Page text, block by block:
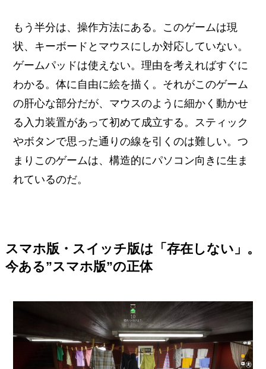
もう半分は、操作方法にある。このゲームは現
状、キーボードとマウスにしか対応していない。
ゲームパッドは使えない。理由を考えればすぐに
わかる。体に自由に絵を描く。それがこのゲーム
の肝心な部分だが、マウスのように細かく動かせ
る入力装置があって初めて成立する。スティック
やボタンで思った通りの線を引くのは難しい。つ
まりこのゲームは、構造的にパソコン向きに生ま
れているのだ。
スマホ版・スイッチ版は「存在しない」。
今ある”スマホ版”の正体